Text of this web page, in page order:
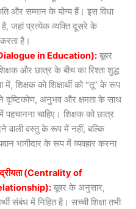
और सम्मान के योग्य हैं। इस विधा
है, जहां प्रत्येक व्यक्ति दूसरे के
है।
Dialogue in Education): बूबर
और छात्र के बीच का रिश्ता शुद्ध
में, शिक्षक को शिक्षार्थी को “तू” के रूप
दृष्टिकोण, अनुभव और क्षमता के साथ
पहचानना चाहिए। शिक्षक को छात्र
वाली वस्तु के रूप में नहीं, बल्कि
भागीदार के रूप में व्यवहार करना
केंद्रीयता (Centrality of
बूबर के अनुसार,
संबंध में निहित है। सच्ची शिक्षा तभी